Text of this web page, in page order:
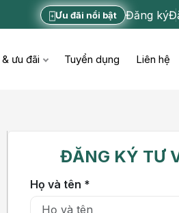
Ưu đãi nổi bật Đăng ký
ưu đãi Tuyển dụng Liên hệ
ĐĂNG KÝ TƯ
Họ và tên *